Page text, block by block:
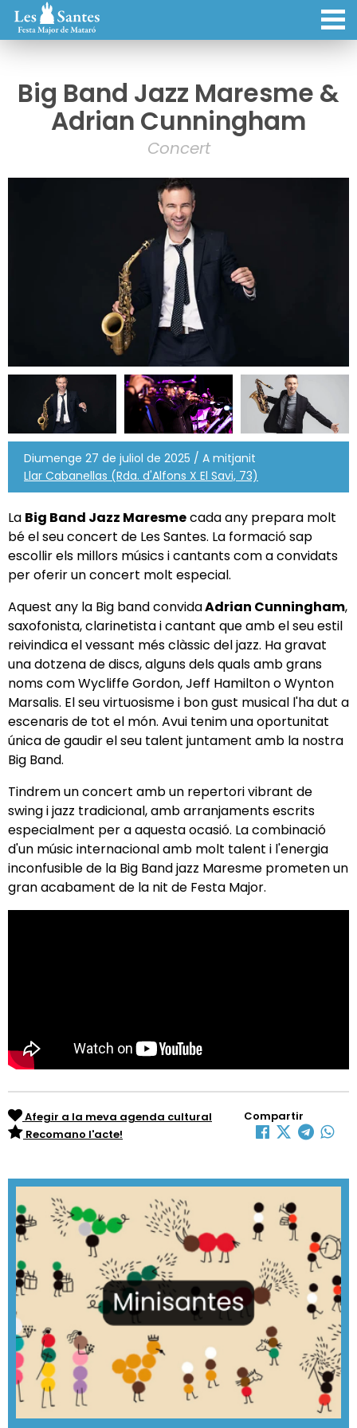
Big Band Jazz Maresme &
Adrian Cunningham
Concert
Diumenge 27 de juliol de 2025 / A mitjanit
Llar Cabanellas (Rda. d'Alfons X El Savi, 73)
La Big Band Jazz Maresmecada any prepara molt
bé el seu concert de Les Santes. La formació sap
escollir els millors músics i cantants com a convidats
per oferir un concert molt especial.
Aquest any la Big band convidaAdrian Cunningham,
saxofonista, clarinetista i cantant que amb el seu estil
reivindica el vessant més clàssic del jazz. Ha gravat
una dotzena de discs, alguns dels quals amb grans
noms com Wycliffe Gordon, Jeff Hamilton o Wynton
Marsalis. El seu virtuosisme i bon gust musical l'ha dut a
escenaris de tot el món. Avui tenim una oportunitat
única de gaudir el seu talent juntament amb la nostra
Big Band.
Tindrem un concert amb un repertori vibrant de
swing i jazz tradicional, amb arranjaments escrits
especialment per a aquesta ocasió. La combinació
d'un músic internacional amb molt talent i l'energia
inconfusible de la Big Band jazz Maresme prometen un
gran acabament de la nit de Festa Major.
Afegir a la meva agenda cultural
Recomano l'acte!
Compartir